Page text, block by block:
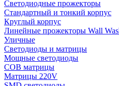
Светодиодные прожекторы
Стандартный и тонкий корпус
Круглый корпус
Линейные прожекторы Wall
Уличные
Светодиоды и матрицы
Мощные светодиоды
COB матрицы
Матрицы 220V